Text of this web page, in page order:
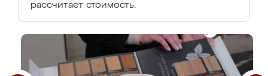
рассчитает стоимость.